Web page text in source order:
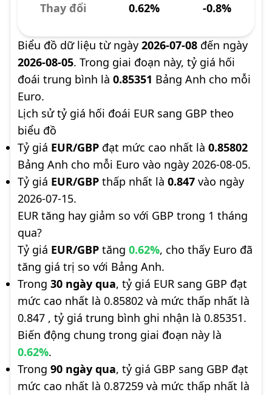
Thay đổi 0.62% -0.8%
Biểu đồ dữ liệu từ ngày 2026-07-08 đến ngày
2026-08-05. Trong giai đoạn này, tỷ giá hối
đoái trung bình là 0.85351 Bảng Anh cho mỗi
Euro.
Lịch sử tỷ giá hối đoái EUR sang GBP theo
biểu đồ
Tỷ giá EUR/GBP đạt mức cao nhất là 0.85802
Bảng Anh cho mỗi Euro vào ngày 2026-08-05.
Tỷ giá EUR/GBP thấp nhất là 0.847 vào ngày
2026-07-15.
EUR tăng hay giảm so với GBP trong 1 tháng
qua?
Tỷ giá EUR/GBP tăng 0.62%, cho thấy Euro đã
tăng giá trị so với Bảng Anh.
Trong 30 ngày qua, tỷ giá EUR sang GBP đạt
mức cao nhất là 0.85802 và mức thấp nhất là
0.847 , tỷ giá trung bình ghi nhận là 0.85351.
Biến động chung trong giai đoạn này là
0.62%.
Trong 90 ngày qua, tỷ giá GBP sang GBP đạt
mức cao nhất là 0.87259 và mức thấp nhất là